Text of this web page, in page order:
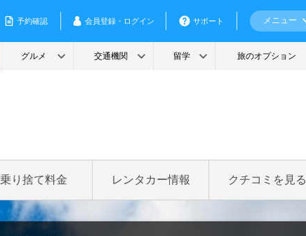
乗り捨て料金 レンタカー情報 クチコミを見る